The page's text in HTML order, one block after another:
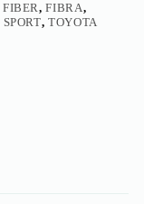
FIBER,FIBRA,
SPORT,TOYOTA